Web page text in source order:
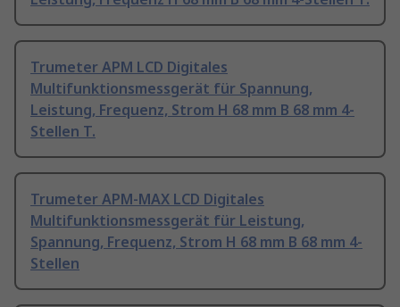
Trumeter APM LCD Digitales
Multifunktionsmessgerät für Spannung,
Leistung, Frequenz, Strom H 68 mm B 68 mm 4-
Stellen T.
Trumeter APM-MAX LCD Digitales
Multifunktionsmessgerät für Leistung,
Spannung, Frequenz, Strom H 68 mm B 68 mm 4-
Stellen